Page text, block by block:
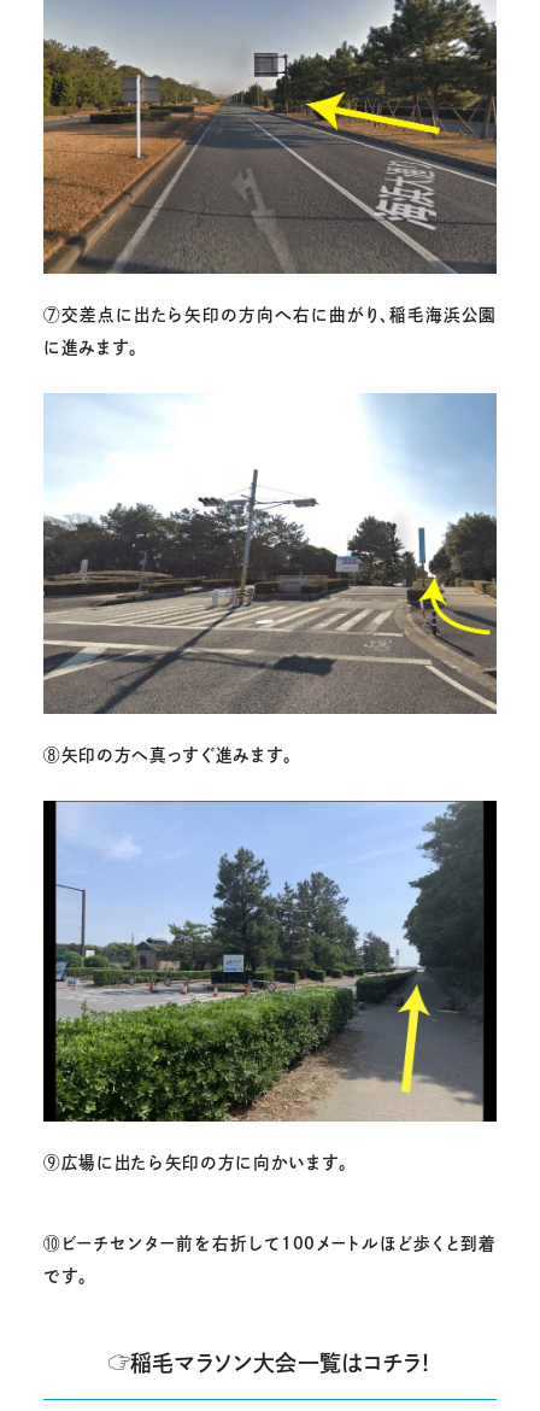
⑦交差点に出たら矢印の方向へ右に曲がり、稲毛海浜公園
に進みます。
⑧矢印の方へ真っすぐ進みます。
⑨広場に出たら矢印の方に向かいます。
⑩ ビーチセンター前を右折して100メートルほど歩くと到着
です。
☞稲毛マラソン大会一覧はコチラ！